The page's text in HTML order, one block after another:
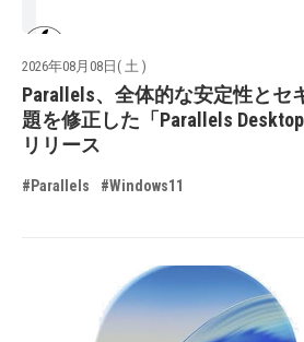
2026年08月08日( 土 )
Parallels、全体的な安定性とセ
題を修正した「Parallels
リリース
#Parallels #Windows11